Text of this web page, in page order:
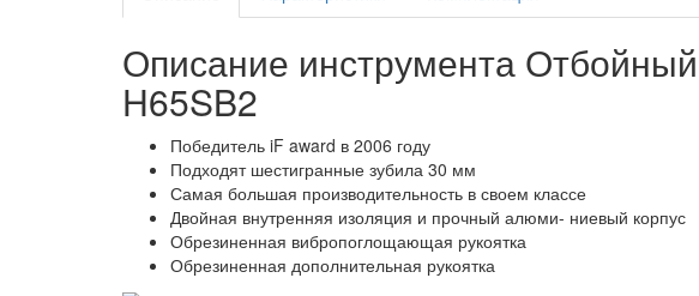
Описание инструмента
H65SB2
Победитель iF award в 2006 году
Подходят шестигранные зубила 30 мм
Самая большая производительность в своем классе
Двойная внутренняя изоляция и прочный алюми- ниевый корпус
Обрезиненная вибропоглощающая рукоятка
Обрезиненная дополнительная рукоятка